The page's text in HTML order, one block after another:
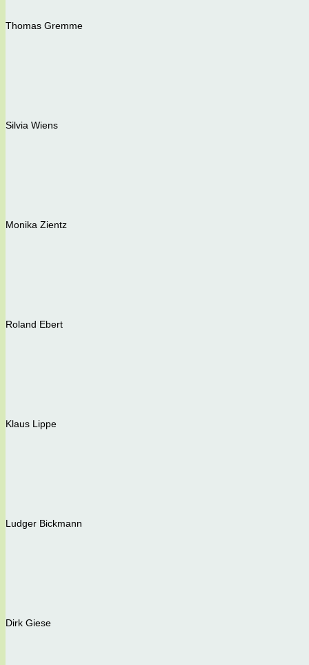
Thomas Gremme
Silvia Wiens
Monika Zientz
Roland Ebert
Klaus Lippe
Ludger Bickmann
Dirk Giese